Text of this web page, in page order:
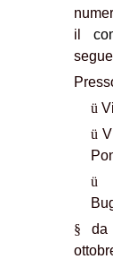
il
ü
ü
§ da